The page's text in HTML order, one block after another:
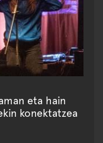
eta hain
konektatzea